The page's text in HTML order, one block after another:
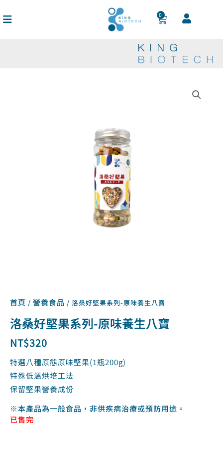
至
0
購
物
首頁 / 營養食品 / 洛桑好堅果系列-原味養生八寶
洛桑好堅果系列-原味養生八寶
NT$320
特選八種原態原味堅果(1瓶200g)
特殊低溫烘培工法
保留堅果營養成份
※本產品為一般食品，非供疾病治療或預防用途。
已售完